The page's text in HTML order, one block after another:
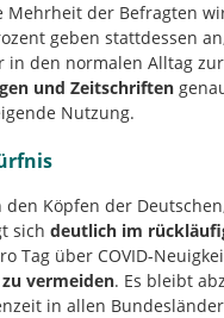
Mehrheit der Befragten
geben stattdessen
den normalen Alltag
und Zeitschriften
Nutzung.
den Köpfen der
sich deutlich im
Tag über COVID-
vermeiden. Es bleibt
in allen